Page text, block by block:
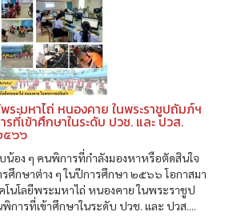
ระมหาไถ่ หนองคาย ในพระราชูปถัมภ์ฯ
ที่เข้าศึกษาในระดับ ปวช. และ ปวส.
๕๖๖
อง ๆ คนพิการที่กำลังมองหาหรือตัดสินใจ
ศึกษาต่าง ๆ ในปีการศึกษา ๒๕๖๖ โอกาสมา
โนโลยีพระมหาไถ่ หนองคาย ในพระราชูป
การที่เข้าศึกษาในระดับ ปวช. และ ปวส....